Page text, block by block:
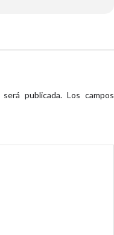
publicada. Los campos